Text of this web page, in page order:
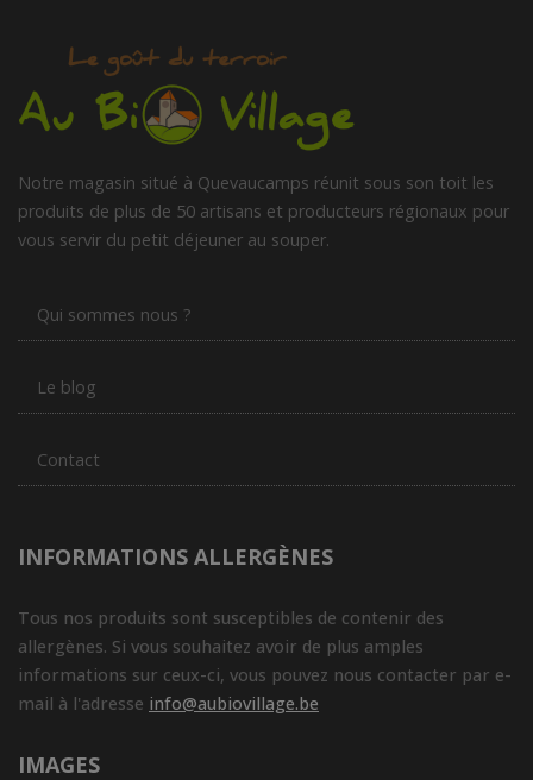
Notre magasin situé à Quevaucamps réunit sous son toit les
produits de plus de 50 artisans et producteurs régionaux pour
vous servir du petit déjeuner au souper.
Qui sommes nous ?
Le blog
Contact
INFORMATIONS ALLERGÈNES
Tous nos produits sont susceptibles de contenir des
allergènes. Si vous souhaitez avoir de plus amples
informations sur ceux-ci, vous pouvez nous contacter par e-
mail à l'adresse info@aubiovillage.be
IMAGES